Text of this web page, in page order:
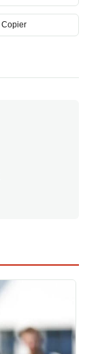
Copier